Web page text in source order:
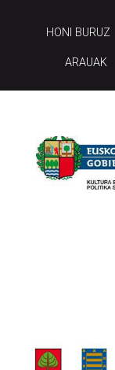
HONI BURUZ
ARAUAK